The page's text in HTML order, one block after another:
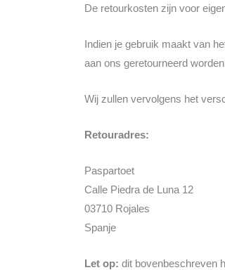
De retourkosten zijn voor
Indien je gebruik maakt van
aan ons geretourneerd
Wij zullen vervolgens het
Retouradres:
Paspartoet
Calle Piedra de Luna 12
03710 Rojales
Spanje
Let op: dit bovenbeschreven